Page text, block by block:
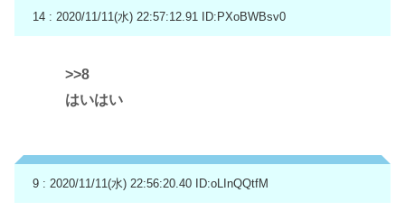
14 : 2020/11/11(水) 22:57:12.91 ID:PXoBWBsv0
>>8
はいはい
9 : 2020/11/11(水) 22:56:20.40 ID:oLInQQtfM